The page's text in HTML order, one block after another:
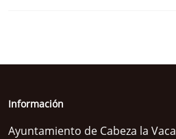
Información
Ayuntamiento de Cabeza la Vaca